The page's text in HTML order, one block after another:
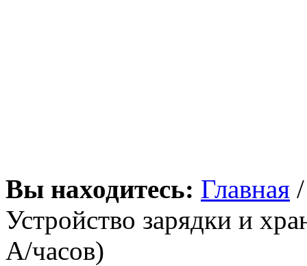
Вы находитесь: Главная
Устройство зарядки и
A/часов)